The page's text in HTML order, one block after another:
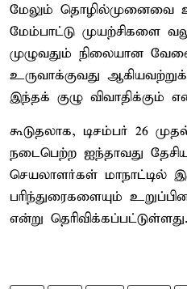
மேலும் தொழில்முனைவை
மேம்பாட்டு முயற்சிகளை
முழுவதும் நிலையான
உருவாக்குவது
இந்தக் குழு விவாதிக்கும்
கூடுதலாக, டிசம்பர் 26
நடைபெற்ற ஐந்தாவது
செயலாளர்கள் மாநாட்டில்
பரிந்துரைகளையும்
என்று தெரிவிக்கப்பட்டுள்ளது.